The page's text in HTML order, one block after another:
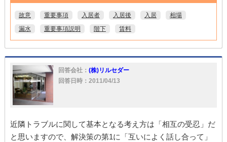
故意 重要事項 入居者 入居後 入居
相場
漏水
重要事項説明 階下 賃料
回答会社： (株)リルセダー
回答日時：2011/04/13
近隣トラブルに関して基本となる考え方は「相互の受忍」だ
と思いますので、解決策の第1に「互いによく話し合って」